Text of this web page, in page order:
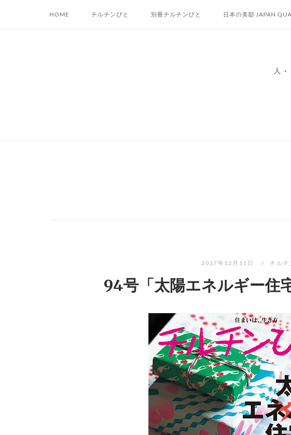
HOME チルチンびと 別冊チルチンびと 日本の美邸 JAPAN
2017年12月11日 チルチ
94号「太陽エネルギー住